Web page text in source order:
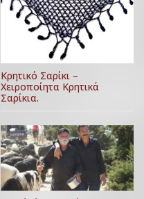
Κρητικό Σαρίκι –
Χειροποίητα Κρητικά
Σαρίκια.